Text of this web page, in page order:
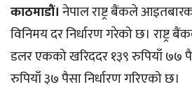
काठमाडौं।नेपाल राष्ट्र बैंकले
विनिमय दर निर्धारण गरेको छ। राष्ट्र
डलर एकको खरिददर १३९ रुपियाँ ७७
रुपियाँ ३७ पैसा निर्धारण गरिएको छ।